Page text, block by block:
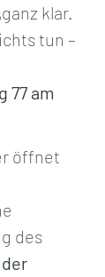
klar.
tun –
77 am
öffnet
des